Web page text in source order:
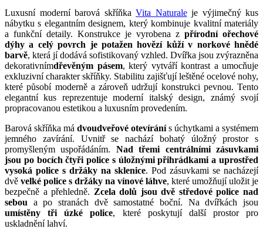
Luxusní moderní barová skříňka Vita Naturaleje výjimečný kus
nábytku s elegantním designem, který kombinuje kvalitní materiály
a funkční detaily. Konstrukce je vyrobena z přírodní ořechové
dýhy a celý povrch je potažen hovězí kůží v norkové hnědé
barvě, která jí dodává sofistikovaný vzhled. Dvířka jsou zvýrazněna
dekorativnímdřevěným pásem, který vytváří kontrast a umocňuje
exkluzivní charakter skříňky. Stabilitu zajišťují leštěné ocelové nohy,
které působí moderně a zároveň udržují konstrukci pevnou. Tento
elegantní kus reprezentuje moderní italský design, známý svojí
propracovanou estetikou a luxusním provedením.
Barová skříňka má dvoudveřové otevíránís úchytkami a systémem
jemného zavírání. Uvnitř se nachází bohatý úložný prostor s
promyšleným uspořádáním. Nad třemi centrálními zásuvkami
jsou po bocích čtyři police s úložnými přihrádkami a uprostřed
vysoká police s držáky na sklenice. Pod zásuvkami se nacházejí
dvě velké police s držáky na vínové láhve, které umožňují uložit je
bezpečně a přehledně. Zcela dolů jsou dvě středové police nad
sebou a po stranách dvě samostatné boční. Na dvířkách jsou
umístěny tři úzké
police, které poskytují další prostor pro
uskladnění lahví.